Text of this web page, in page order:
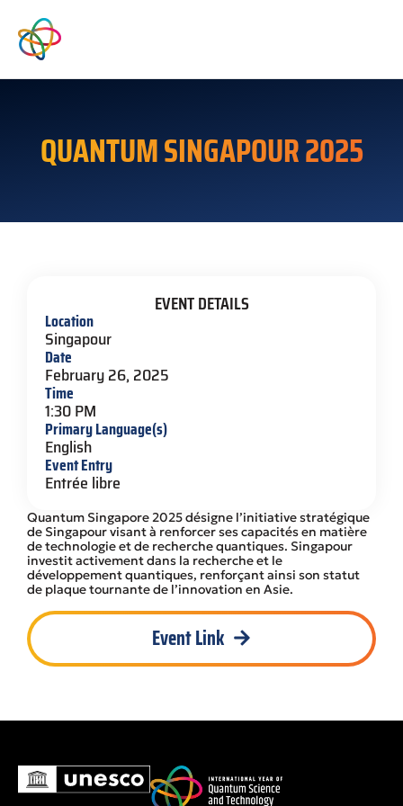
QUANTUM SINGAPOUR 2025
Quantum Singapore 2025 désigne l’initiative stratégique
de Singapour visant à renforcer ses capacités en matière
de technologie et de recherche quantiques. Singapour
investit activement dans la recherche et le
développement quantiques, renforçant ainsi son statut
de plaque tournante de l’innovation en Asie.
Event Link
EVENT DETAILS
Location
Singapour
Date
February 26, 2025
Time
1:30 PM
Primary Language(s)
English
Event Entry
Entrée libre